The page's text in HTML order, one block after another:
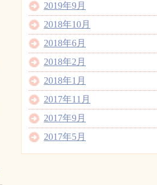
2019年9月
2018年10月
2018年6月
2018年2月
2018年1月
2017年11月
2017年9月
2017年5月